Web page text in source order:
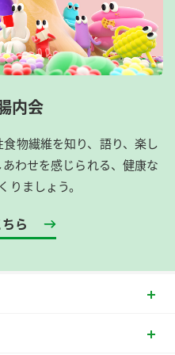
内会
物繊維を知り、語り、楽し
わせを感じられる、健康な
りましょう。
ら